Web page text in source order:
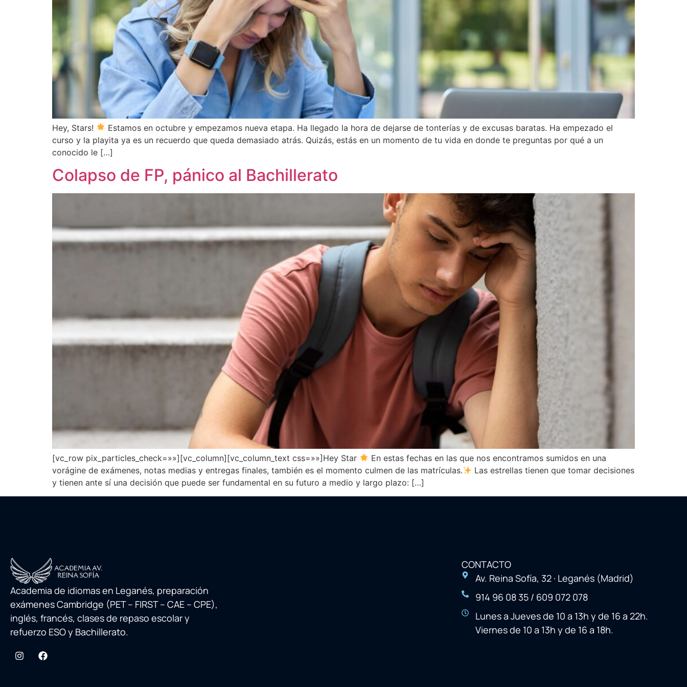
Hey, Stars!
Estamos en octubre y empezamos nueva etapa. Ha llegado la hora de dejarse de tonterías y de excusas baratas. Ha empezado el
curso y la playita ya es un recuerdo que queda demasiado atrás. Quizás, estás en un momento de tu vida en donde te preguntas por qué a un
conocido le […]
Colapso de FP, pánico al Bachillerato
[vc_row pix_particles_check=»»][vc_column][vc_column_text css=»»]Hey Star
En estas fechas en las que nos encontramos sumidos en una
vorágine de exámenes, notas medias y entregas finales, también es el momento culmen de las matrículas.
Las estrellas tienen que tomar decisiones
y tienen ante sí una decisión que puede ser fundamental en su futuro a medio y largo plazo: […]
Academia de idiomas en Leganés, preparación
exámenes Cambridge (PET – FIRST – CAE – CPE),
inglés, francés, clases de repaso escolar y
refuerzo ESO y Bachillerato.
CONTACTO
Av. Reina Sofía, 32 · Leganés (Madrid)
914 96 08 35 / 609 072 078
Lunes a Jueves de 10 a 13h y de 16 a 22h.
Viernes de 10 a 13h y de 16 a 18h.